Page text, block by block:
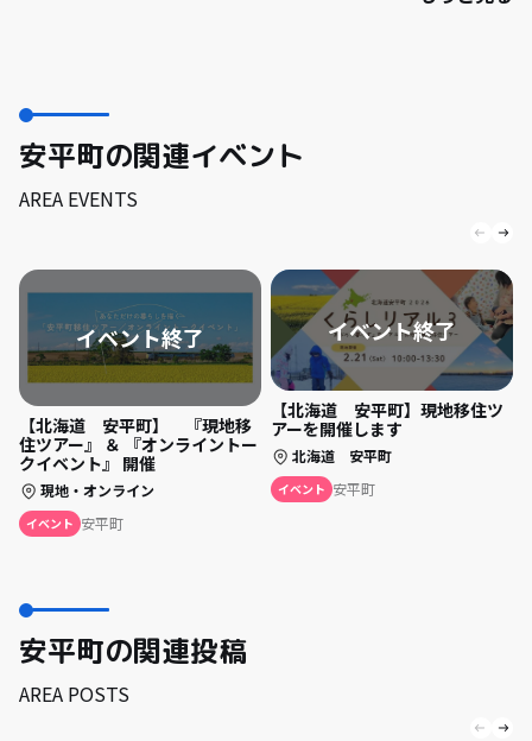
安平町の関連イベント
AREA EVENTS
【北海道 安平町】 『現地移
住ツアー』 ＆ 『オンライントー
クイベント』 開催
現地・オンライン
イベント 安平町
【北海道 安平町】現地移住ツ
アーを開催します
北海道 安平町
イベント 安平町
安平町の関連投稿
AREA POSTS